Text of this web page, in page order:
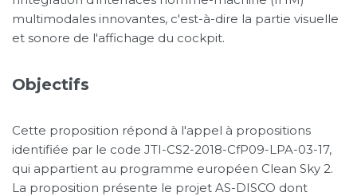
multimodales innovantes, c'est-à-dire la partie visuelle
et sonore de l'affichage du cockpit.
Objectifs
Cette proposition répond à l'appel à propositions
identifiée par le code JTI-CS2-2018-CfP09-LPA-03-17,
qui appartient au programme européen Clean Sky 2.
La proposition présente le projet AS-DISCO dont